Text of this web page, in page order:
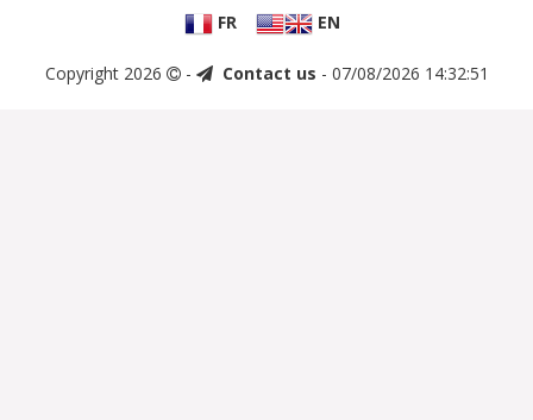
FR EN
Copyright 2026 - Contact us - 07/08/2026 14:32:51